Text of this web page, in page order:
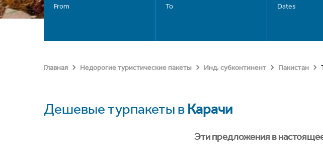
From To Dates
Главная Недорогие туристические пакеты Инд. субконтинент Пакистан
Дешевые турпакеты в Карачи
Эти предложения в